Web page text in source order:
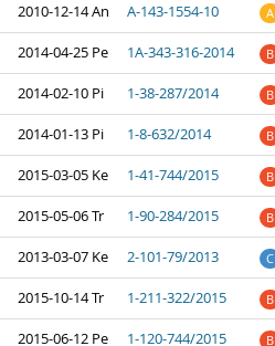
2010-12-14 An A-143-1554-10 A
2014-04-25 Pe 1A-343-316-2014 B
2014-02-10 Pi 1-38-287/2014 B
2014-01-13 Pi 1-8-632/2014 B
2015-03-05 Ke 1-41-744/2015 B
2015-05-06 Tr 1-90-284/2015 B
2013-03-07 Ke 2-101-79/2013 C
2015-10-14 Tr 1-211-322/2015 B
2015-06-12 Pe 1-120-744/2015 B